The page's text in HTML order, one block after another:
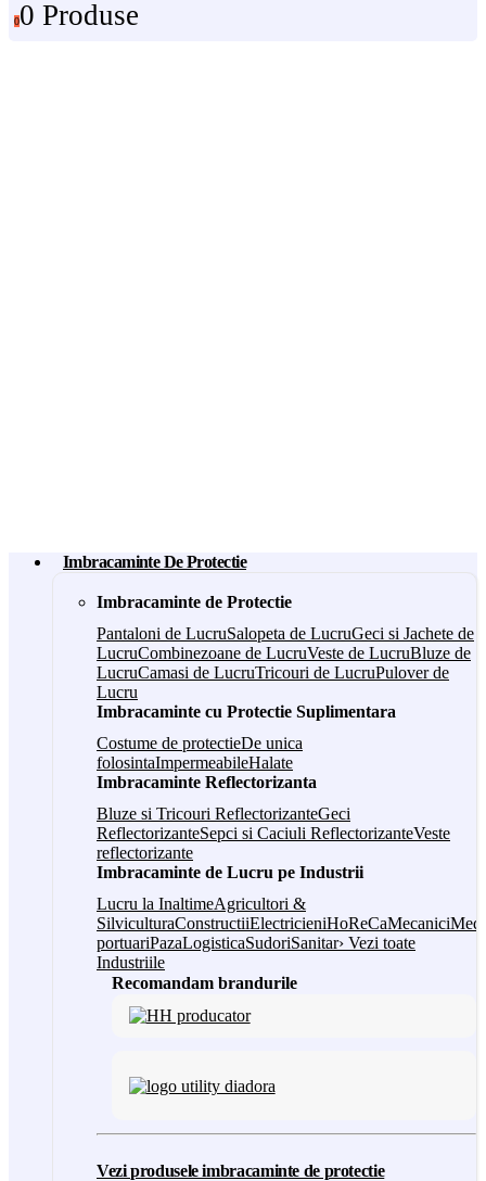
00 Produse
Imbracaminte De Protectie
Imbracaminte de Protectie
Pantaloni de LucruSalopeta de LucruGeci si Jachete de
LucruCombinezoane de LucruVeste de LucruBluze de
LucruCamasi de LucruTricouri de LucruPulover de
Lucru
Imbracaminte cu Protectie Suplimentara
Costume de protectieDe unica
folosintaImpermeabileHalate
Imbracaminte Reflectorizanta
Bluze si Tricouri ReflectorizanteGeci
ReflectorizanteSepci si Caciuli ReflectorizanteVeste
reflectorizante
Imbracaminte de Lucru pe Industrii
Lucru la InaltimeAgricultori &
SilviculturaConstructiiElectricieniHoReCaMecanici
portuariPazaLogisticaSudoriSanitar› Vezi toate
Industriile
Recomandam brandurile
Vezi produsele imbracaminte de protectie